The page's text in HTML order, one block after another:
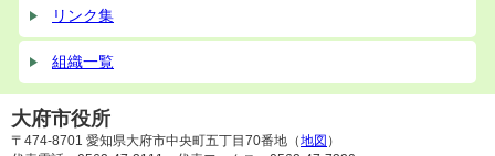
リンク集
組織一覧
大府市役所
〒474-8701 愛知県大府市中央町五丁目70番地（地図 ）